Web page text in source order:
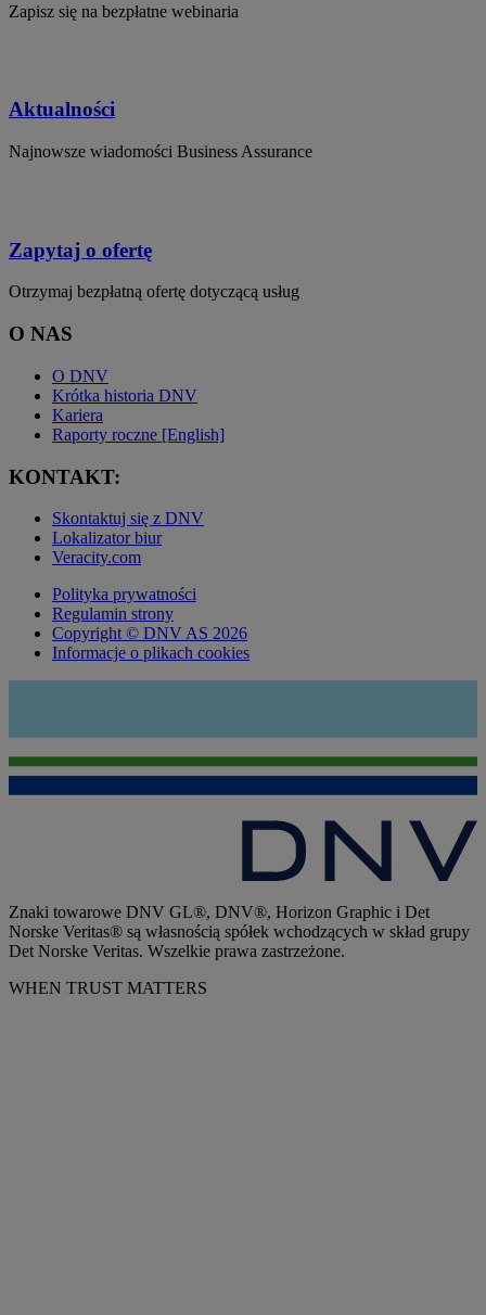
Zapisz się na bezpłatne webinaria
Aktualności
Najnowsze wiadomości Business Assurance
Zapytaj o ofertę
Otrzymaj bezpłatną ofertę dotyczącą usług
O NAS
O DNV
Krótka historia DNV
Kariera
Raporty roczne [English]
KONTAKT:
Skontaktuj się z DNV
Lokalizator biur
Veracity.com
Polityka prywatności
Regulamin strony
Copyright © DNV AS 2026
Informacje o plikach cookies
Znaki towarowe DNV GL®, DNV®, Horizon Graphic i Det
Norske Veritas® są własnością spółek wchodzących w skład grupy
Det Norske Veritas. Wszelkie prawa zastrzeżone.
WHEN TRUST MATTERS